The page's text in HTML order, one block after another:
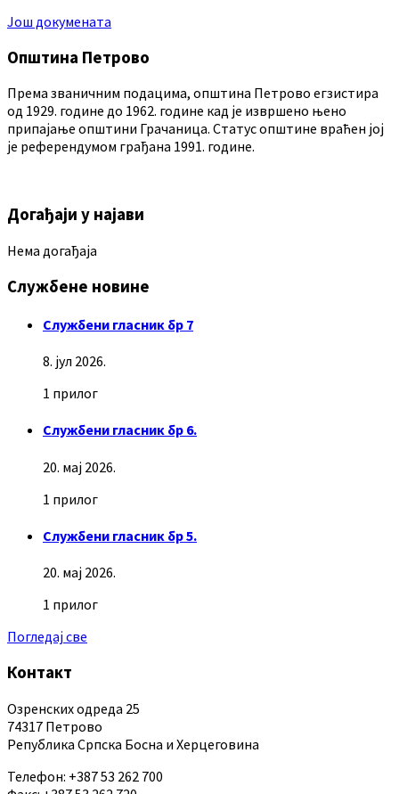
Још докумената
Општина Петрово
Према званичним подацима, општина Петрово егзистира
од 1929. године до 1962. године кад је извршено њено
припајање општини Грачаница. Статус општине враћен јој
је референдумом грађана 1991. године.
Догађаји у најави
Нема догађаја
Службене новине
Службени гласник бр 7
8. јул 2026.
1 прилог
Службени гласник бр 6.
20. мај 2026.
1 прилог
Службени гласник бр 5.
20. мај 2026.
1 прилог
Погледај све
Контакт
Озренских одреда 25
74317 Петрово
Република Српска Босна и Херцеговина
Телефон: +387 53 262 700